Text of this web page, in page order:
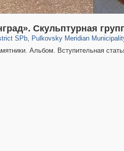
Скульптурная
SPb, Pulkovsky Meridian
2,227 22
Альбом. Вступительная